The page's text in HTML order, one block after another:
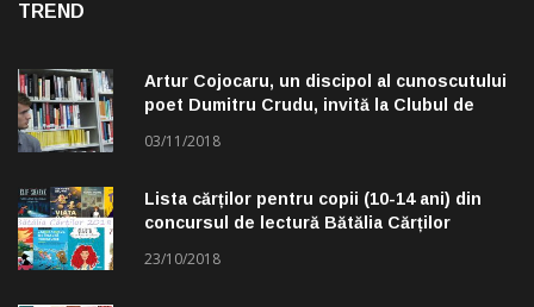
TREND
Artur Cojocaru, un discipol al cunoscutului
poet Dumitru Crudu, invită la Clubul de
03/11/2018
Lista cărților pentru copii (10-14 ani) din
concursul de lectură Bătălia Cărților
23/10/2018